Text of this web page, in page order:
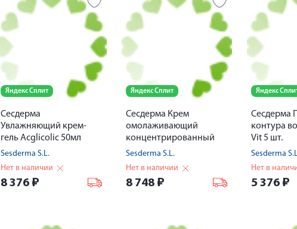
Яндекс Сплит
Сесдерма
Увлажняющий крем-
гель Acglicolic 50мл
Sesderma S.L.
Нет в наличии
8 376 ₽
Яндекс Сплит
Сесдерма Крем
омолаживающий
концентрированный
50мл
Sesderma S.L.
Нет в наличии
8 748 ₽
Яндекс
Сесдерма
контура
Vit 5 шт.
Sesderma
Нет в
5 376 ₽